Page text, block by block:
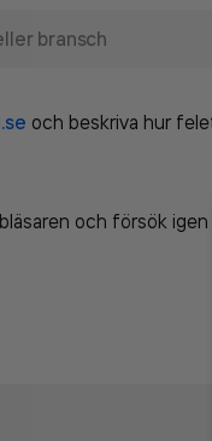
och beskriva hur
och försök igen